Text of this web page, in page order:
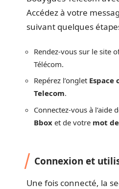
Accédez à votre
suivant quelques
Rendez-vous sur le site
Télécom.
Repérez l’onglet Espace
Telecom.
Connectez-vous à l’aide
Bbox et de votre mot
Connexion et
Une fois connecté, la